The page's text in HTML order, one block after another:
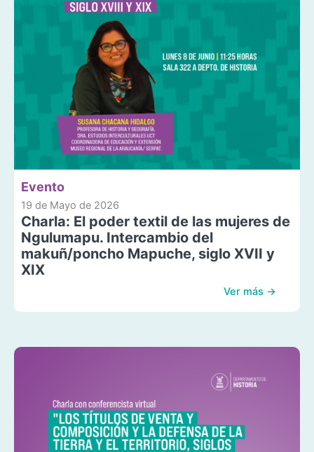
Evento
19 de Mayo de 2026
Charla: El poder textil de las mujeres de
Ngulumapu. Intercambio del
makuñ/poncho Mapuche, siglo XVII y
XIX
Ver más →